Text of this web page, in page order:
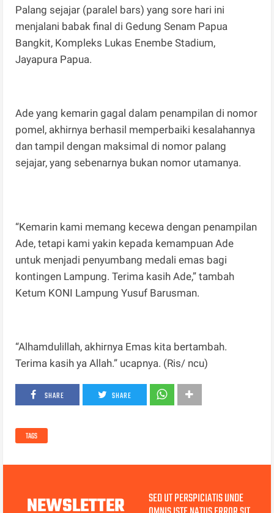
Palang sejajar (paralel bars) yang sore hari ini
menjalani babak final di Gedung Senam Papua
Bangkit, Kompleks Lukas Enembe Stadium,
Jayapura Papua.
Ade yang kemarin gagal dalam penampilan di nomor
pomel, akhirnya berhasil memperbaiki kesalahannya
dan tampil dengan maksimal di nomor palang
sejajar, yang sebenarnya bukan nomor utamanya.
“Kemarin kami memang kecewa dengan penampilan
Ade, tetapi kami yakin kepada kemampuan Ade
untuk menjadi penyumbang medali emas bagi
kontingen Lampung. Terima kasih Ade,” tambah
Ketum KONI Lampung Yusuf Barusman.
“Alhamdulillah, akhirnya Emas kita bertambah.
Terima kasih ya Allah.” ucapnya. (Ris/ ncu)
SHARE SHARE
TAGS
NEWSLETTER SED UT PERSPICIATIS UNDE